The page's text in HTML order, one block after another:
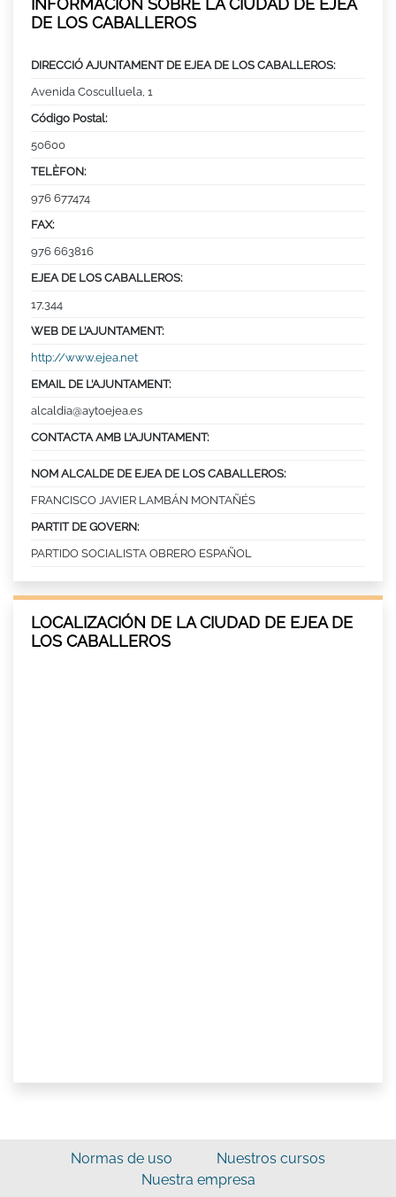
DE LOS CABALLEROS
DIRECCIÓ AJUNTAMENT DE EJEA DE LOS CABALLEROS:
Avenida Cosculluela, 1
Código Postal:
50600
TELÈFON:
976 677474
FAX:
976 663816
EJEA DE LOS CABALLEROS:
17,344
WEB DE L’AJUNTAMENT:
http://www.ejea.net
EMAIL DE L’AJUNTAMENT:
alcaldia@aytoejea.es
CONTACTA AMB L’AJUNTAMENT:
NOM ALCALDE DE EJEA DE LOS CABALLEROS:
FRANCISCO JAVIER LAMBÁN MONTAÑÉS
PARTIT DE GOVERN:
PARTIDO SOCIALISTA OBRERO ESPAÑOL
LOCALIZACIÓN DE LA CIUDAD DE EJEA DE
LOS CABALLEROS
Normas de uso
Nuestros cursos
Nuestra empresa